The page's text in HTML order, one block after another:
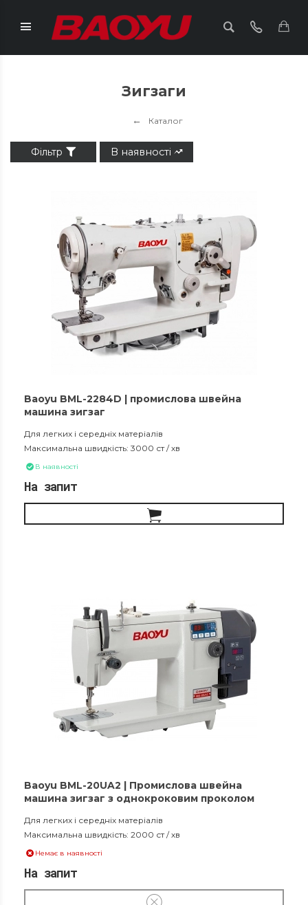
Зигзаги
Каталог
Фільтр В наявності
Baoyu BML-2284D | промислова швейна
машина зигзаг
Для легких і середніх матеріалів
Максимальна швидкість: 3000 ст / хв
В наявності
На запит
Baoyu BML-20UA2 | Промислова швейна
машина зигзаг з однокроковим проколом
Для легких і середніх матеріалів
Максимальна швидкість: 2000 ст / хв
Немає в наявності
На запит